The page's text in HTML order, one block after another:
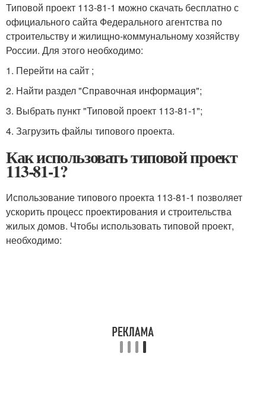
Типовой проект 113-81-1 можно скачать бесплатно с
официального сайта Федерального агентства по
строительству и жилищно-коммунальному хозяйству
России. Для этого необходимо:
1. Перейти на сайт ;
2. Найти раздел "Справочная информация";
3. Выбрать пункт "Типовой проект 113-81-1";
4. Загрузить файлы типового проекта.
Как использовать типовой проект
113-81-1?
Использование типового проекта 113-81-1 позволяет
ускорить процесс проектирования и строительства
жилых домов. Чтобы использовать типовой проект,
необходимо: